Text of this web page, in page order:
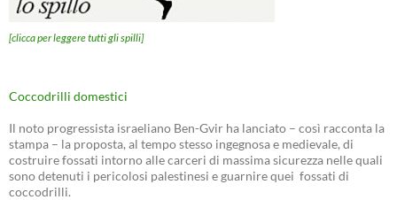
[clicca per leggere tutti gli spilli]
Coccodrilli domestici
Il noto progressista israeliano Ben-Gvir ha lanciato – così racconta la
stampa – la proposta, al tempo stesso ingegnosa e medievale, di
costruire fossati intorno alle carceri di massima sicurezza nelle quali
sono detenuti i pericolosi palestinesi e guarnire quei fossati di
coccodrilli.